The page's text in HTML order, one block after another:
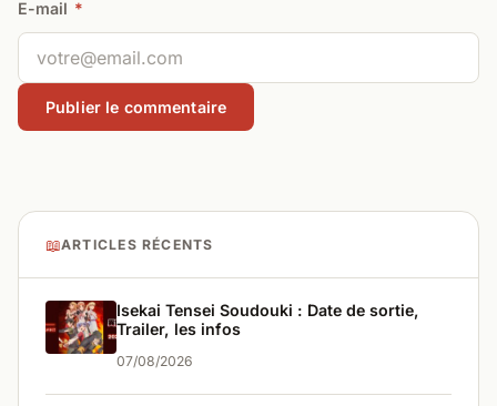
E-mail *
📖ARTICLES RÉCENTS
Isekai Tensei Soudouki : Date de sortie,
Trailer, les infos
07/08/2026